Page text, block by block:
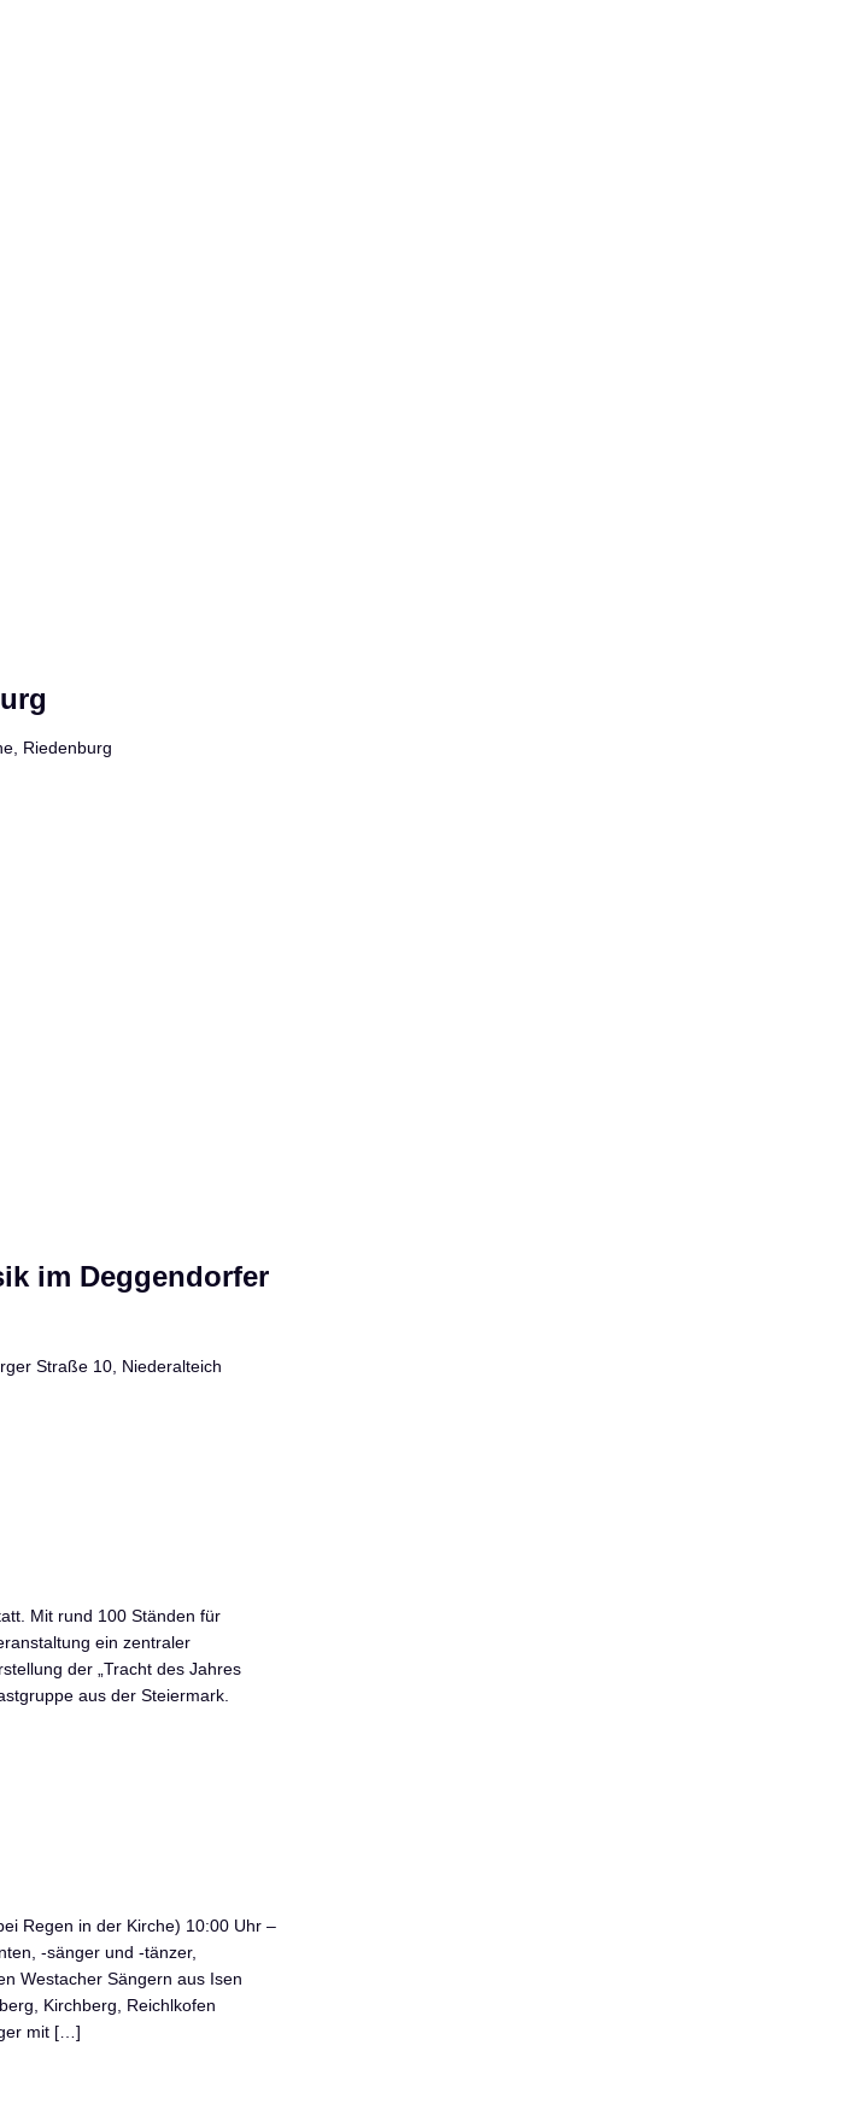
Riedenburg
im Deggendorfer
Straße 10, Niederalteich
Mit rund 100 Ständen für
ein zentraler
der „Tracht des Jahres
aus der Steiermark.
Regen in der Kirche) 10:00 Uhr –
-sänger und -tänzer,
Westacher Sängern aus Isen
Kirchberg, Reichlkofen
mit […]